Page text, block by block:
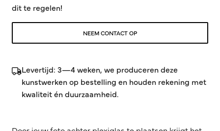
dit te regelen!
NEEM CONTACT OP
Levertijd: 3—4 weken, we produceren deze
kunstwerken op bestelling en houden rekening met
kwaliteit én duurzaamheid.